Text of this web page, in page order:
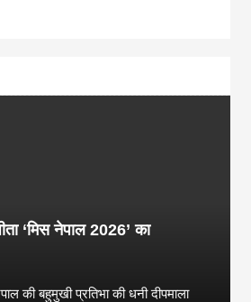
‘मिस नेपाल 2026’ का
की बहुमुखी प्रतिभा की धनी दीपमाला